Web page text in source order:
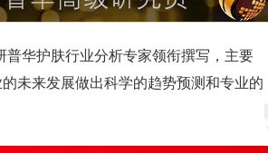
普华护肤行业分析专家领衔撰写，主要
未来发展做出科学的趋势预测和专业的